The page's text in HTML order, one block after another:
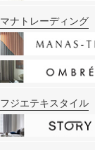
マナトレーディング
フジエテキスタイル